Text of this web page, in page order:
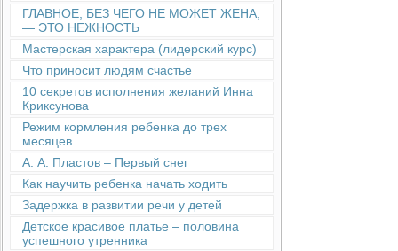
ГЛАВНОЕ, БЕЗ ЧЕГО НЕ МОЖЕТ ЖЕНА,
— ЭТО НЕЖНОСТЬ
Мастерская характера (лидерский курс)
Что приносит людям счастье
10 секретов исполнения желаний Инна
Криксунова
Режим кормления ребенка до трех
месяцев
А. А. Пластов – Первый снег
Как научить ребенка начать ходить
Задержка в развитии речи у детей
Детское красивое платье – половина
успешного утренника